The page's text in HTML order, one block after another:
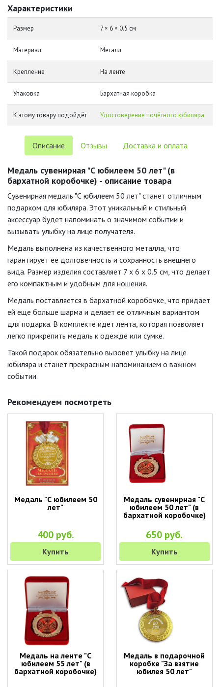
Характеристики
Размер 7 × 6 × 0.5 см
Материал Металл
Крепление На ленте
Упаковка Бархатная коробка
К этому товару подойдёт Удостоверение почётного юбиляра
Описание Отзывы Доставка и оплата
Медаль сувенирная "С юбилеем 50 лет" (в
бархатной коробочке) - описание товара
Сувенирная медаль "С юбилеем 50 лет" станет отличным
подарком для юбиляра. Этот уникальный и стильный
аксессуар будет напоминать о значимом событии и
вызывать улыбку на лице получателя.
Медаль выполнена из качественного металла, что
гарантирует ее долговечность и сохранность внешнего
вида. Размер изделия составляет 7 x 6 x 0.5 см, что делает
его компактным и удобным для ношения.
Медаль поставляется в бархатной коробочке, что придает
ей еще больше шарма и делает ее отличным вариантом
для подарка. В комплекте идет лента, которая позволяет
легко прикрепить медаль к одежде или сумке.
Такой подарок обязательно вызовет улыбку на лице
юбиляра и станет прекрасным напоминанием о важном
событии.
Рекомендуем посмотреть
Медаль "С юбилеем 50
лет"
400 руб.
Купить
Медаль сувенирная "С
юбилеем 50 лет" (в
бархатной коробочке)
650 руб.
Купить
Медаль на ленте "С
юбилеем 55 лет" (в
бархатной коробочке)
Медаль в подарочной
коробке "За взятие
юбилея 50 лет"